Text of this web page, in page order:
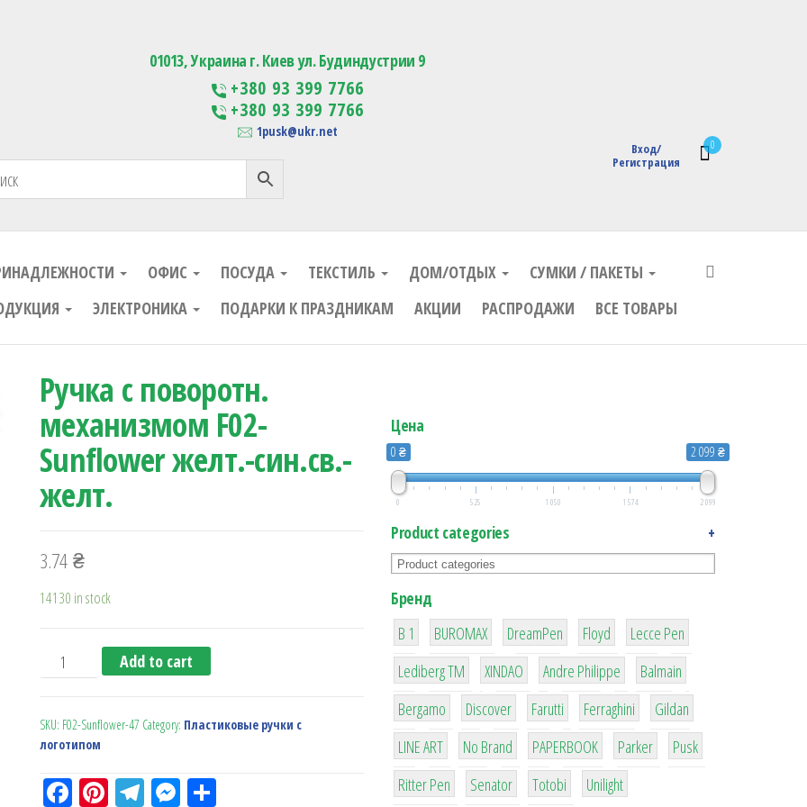
Изготовление сувенирной продукции с логотипом
0
Вход/
Регистрация
01013, Украина г. Киев ул. Будиндустрии 9
+380 93 399 7766
+380 93 399 7766
1pusk@ukr.net
ОФИС ПОСУДА ТЕКСТИЛЬ ДОМ/ОТДЫХ
СУМКИ / ПАКЕТЫ
ЭЛЕКТРОНИКА ПОДАРКИ К ПРАЗДНИКАМ АКЦИИ РАСПРОДАЖИ ВСЕ ТОВАРЫ
Ручка с поворотн.
механизмом F02-
Sunflower желт.-син.св.-
желт.
3.74₴
14130 in stock
Ручка с поворотн. механизмом F02-Sunflower желт.-син.св.-желт. quantity
Add to cart
SKU: F02-Sunflower-47 Category: Пластиковые ручки с
логотипом
Fa Pi Te M
Цена
0 ₴ 2 099 ₴
0 525 1 050 1 574 2 099
Product categories +
Бренд
B 1
1
BUROMAX
1
DreamPen
2
Floyd
2
Lecce Pen
3
Lediberg ТМ
3
XINDAO
1
Andre Philippe
4
Balmain
26
Bergamo
64
Discover
299
Farutti
4
Ferraghini
42
Gildan
4
LINE ART
90
No Brand
8
PAPERBOOK
6
Parker
2
Pusk
22
Ritter Pen
15
Senator
43
Totobi
1
Unilight